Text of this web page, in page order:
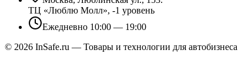
ТЦ «Люблю Молл», -1 уровень
Ежедневно 10:00 — 19:00
© 2026 InSafe.ru — Товары и технологии для автобизнеса